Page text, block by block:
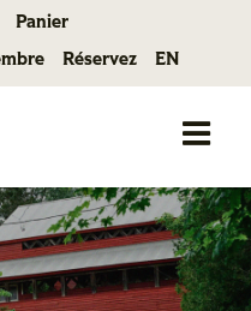
Panier
Réservez EN